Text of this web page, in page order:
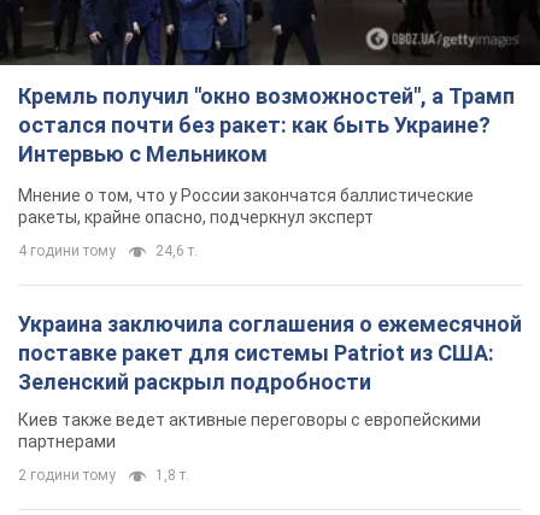
Украина заключила соглашения о ежемесячной
поставке ракет для системы Patriot из США:
Зеленский раскрыл подробности
Киев также ведет активные переговоры с европейскими
партнерами
2 години тому 1,8 т.
Заботилась об учениках и поддерживала
учителей: в результате удара РФ по Киевской
области погибли директор киевского лицея, её
муж и внук
Вечная память жертвам российского террора
2 години тому 13,3 т.